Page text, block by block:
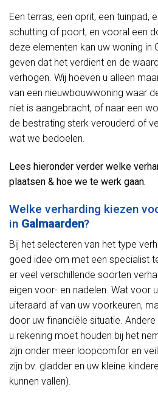
Een terras, een oprit, een tuinpad,
schutting of poort, en vooral een
deze elementen kan uw woning in
geven dat het verdient en de
verhogen. Wij hoeven u alleen
van een nieuwbouwwoning waar
niet is aangebracht, of naar een
de bestrating sterk verouderd of
wat we bedoelen.
Lees hieronder verder welke
plaatsen & hoe we te werk gaan.
Welke verharding kiezen
in Galmaarden?
Bij het selecteren van het type
goed idee om met een specialist
er veel verschillende soorten
eigen voor- en nadelen. Wat voor
uiteraard af van uw voorkeuren,
door uw financiële situatie.
u rekening moet houden bij het
zijn onder meer loopcomfor en
zijn bv. gladder en uw kleine
kunnen vallen).